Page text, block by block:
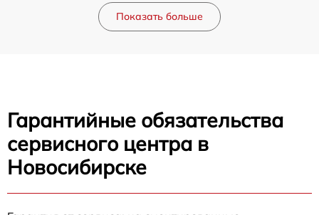
Показать больше
Гарантийные обязательства
сервисного центра в
Новосибирске